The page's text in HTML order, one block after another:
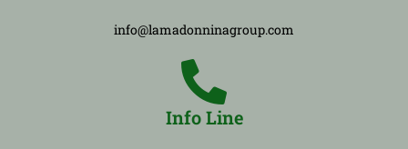
info@lamadonninagroup.com
Info Line